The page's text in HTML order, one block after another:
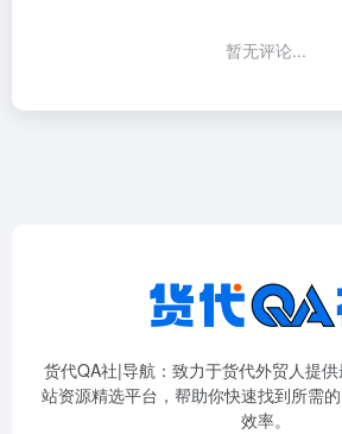
暂无评论...
货代QA社|导航：致力于货代外贸人提
站资源精选平台，帮助你快速找到所需
效率。